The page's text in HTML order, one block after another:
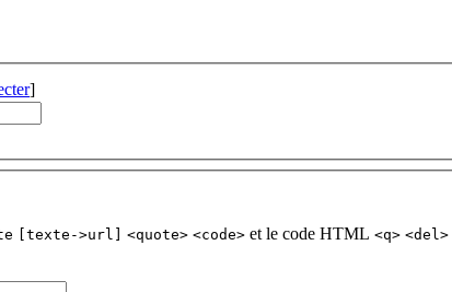
]
[texte->url] <quote> <code> et le code HTML <q> <del>